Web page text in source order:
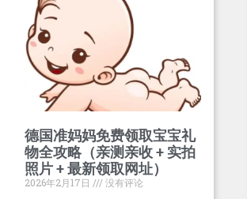
德国准妈妈免费领取宝宝礼
物全攻略（亲测亲收 + 实拍
照片 + 最新领取网址）
2026年2月17日
没有评论